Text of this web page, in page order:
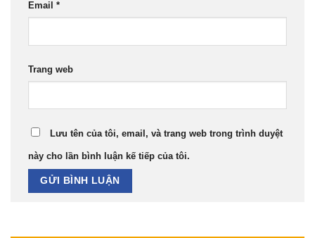
Email *
Trang web
Lưu tên của tôi, email, và trang web trong trình duyệt
này cho lần bình luận kế tiếp của tôi.